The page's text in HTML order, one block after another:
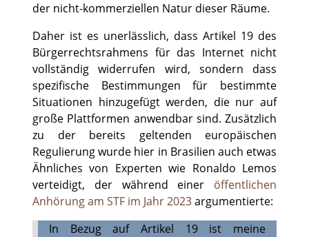
der nicht-kommerziellen Natur dieser Räume.
Daher ist es unerlässlich, dass Artikel 19 des
Bürgerrechtsrahmens für das Internet nicht
vollständig widerrufen wird, sondern dass
spezifische Bestimmungen für bestimmte
Situationen hinzugefügt werden, die nur auf
große Plattformen anwendbar sind. Zusätzlich
zu der bereits geltenden europäischen
Regulierung wurde hier in Brasilien auch etwas
Ähnliches von Experten wie Ronaldo Lemos
verteidigt, der während einer öffentlichen
Anhörung am STF im Jahr 2023argumentierte:
In Bezug auf Artikel 19 ist meine